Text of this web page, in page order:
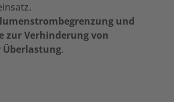
und
zur Verhinderung von
.